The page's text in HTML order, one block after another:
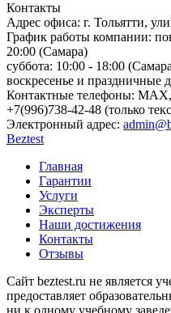
Контакты
Адрес офиса: г. Тольятти,
График работы компании:
20:00 (Самара)
суббота: 10:00 - 18:00
воскресенье и праздничные
Контактные телефоны: МАХ,
+7(996)738-42-48 (только
Электронный адрес:
Beztest
Главная
Гарантии
Услуги
Эксперты
Наши достижения
Контакты
Отзывы
Сайт beztest.ru не является
предоставляет